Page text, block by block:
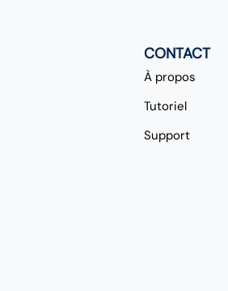
CONTACT
À propos
Tutoriel
Support